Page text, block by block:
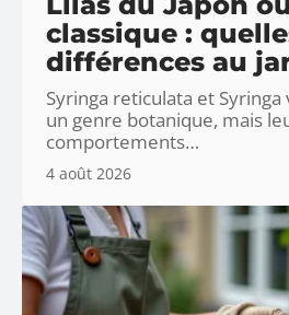
classique :
différences au
Syringa reticulata et
un genre botanique, mais
comportements…
4 août 2026